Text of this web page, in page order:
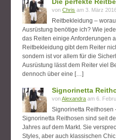
vonChris am 3. März
Reitbekleidung –
Ausrüstung benötige ich? Wie
das Reiten einige Anforderungen
Reitbekleidung gibt dem Reiter
sondern ist vor allem für die
Ausrüstung lässt dem Reiter viel
dennoch über eine […]
Signorinetta
vonAlexandra am 6.
Signorinetta Reithosen
Signorinetta Reithosen sind seit
Jahres auf dem Markt. Sie
Styles, aber auch klassischen